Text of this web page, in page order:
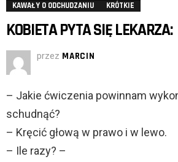
KAWAŁY O ODCHUDZANIU
KRÓTKIE
KOBIETA PYTA SIĘ LEKARZA:
przez MARCIN
– Jakie ćwiczenia powinnam
schudnąć?
– Kręcić głową w prawo i w lewo.
– Ile razy? –